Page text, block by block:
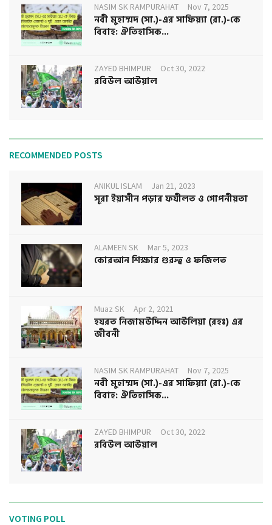
NASIM SK RAMPURAHAT Nov 7, 2025
নবী মুহাম্মদ (সা.)-এর সাফিয়্যা (রা.)-কে
বিবাহ: ঐতিহাসিক...
ZAYED BHIMPUR Oct 30, 2022
রবিউল আউয়াল
RECOMMENDED POSTS
ANIKUL ISLAM Jan 21, 2023
সূরা ইয়াসীন পড়ার ফযীলত ও গোপনীয়তা
ALAMEEN SK Mar 5, 2023
কোরআন শিক্ষার গুরুত্ব ও ফজিলত
Muaz SK Apr 2, 2021
হযরত নিজামউদ্দিন আউলিয়া (রহঃ) এর
জীবনী
NASIM SK RAMPURAHAT Nov 7, 2025
নবী মুহাম্মদ (সা.)-এর সাফিয়্যা (রা.)-কে
বিবাহ: ঐতিহাসিক...
ZAYED BHIMPUR Oct 30, 2022
রবিউল আউয়াল
VOTING POLL